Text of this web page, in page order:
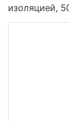
изоляцией,